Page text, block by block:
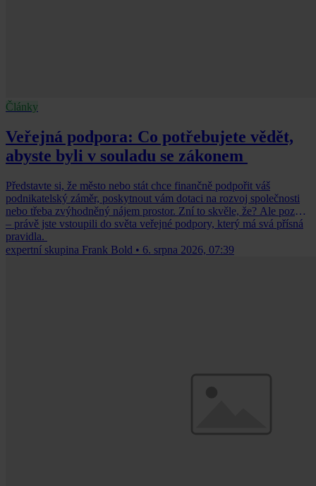
Články
Veřejná podpora: Co potřebujete vědět,
abyste byli v souladu se zákonem
Představte si, že město nebo stát chce finančně podpořit váš
podnikatelský záměr, poskytnout vám dotaci na rozvoj společnosti
nebo třeba zvýhodněný nájem prostor. Zní to skvěle, že? Ale pozor
– právě jste vstoupili do světa veřejné podpory, který má svá přísná
pravidla.
expertní skupina Frank Bold • 6. srpna 2026, 07:39